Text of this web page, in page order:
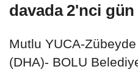
davada 2'nci gün
Mutlu YUCA-
(DHA)- BOLU